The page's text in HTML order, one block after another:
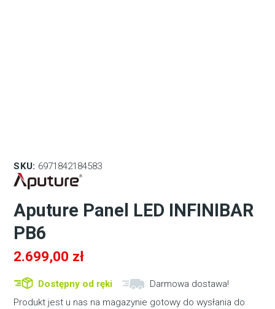
SKU: 6971842184583
Aputure Panel LED INFINIBAR
PB6
2.699,00 zł
Dostępny od ręki
Darmowa dostawa!
Produkt jest u nas na magazynie gotowy do wysłania do